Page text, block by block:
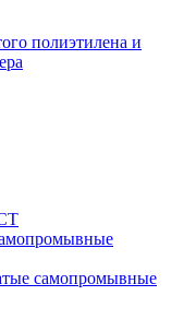
полиэтилена и
самопромывные